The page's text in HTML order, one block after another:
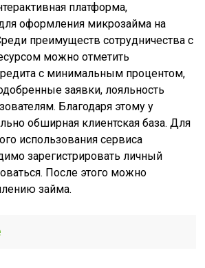
платформа,
оформления микрозайма на
преимуществ сотрудничества с
можно отметить
с минимальным процентом,
заявки, лояльность
Благодаря этому у
обширная клиентская база. Для
использования сервиса
зарегистрировать личный
После этого можно
займа.